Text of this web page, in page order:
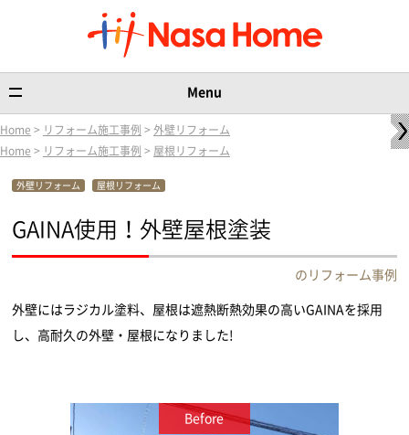
Menu
Home > リフォーム施工事例 > 外壁リフォーム
Home > リフォーム施工事例 > 屋根リフォーム
外壁リフォーム 屋根リフォーム
GAINA使用！外壁屋根塗装
のリフォーム事例
外壁にはラジカル塗料、屋根は遮熱断熱効果の高いGAINAを採用
し、高耐久の外壁・屋根になりました!